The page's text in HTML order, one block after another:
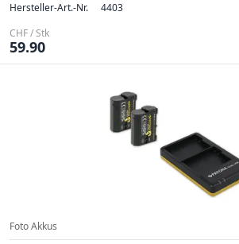
Hersteller-Art.-Nr.
4403
CHF / Stk
59.90
Foto Akkus